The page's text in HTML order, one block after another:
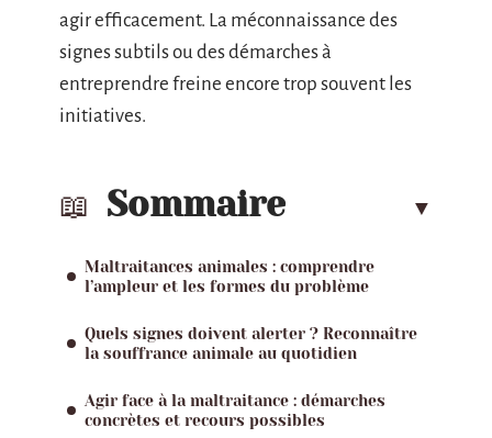
agir efficacement. La méconnaissance des
signes subtils ou des démarches à
entreprendre freine encore trop souvent les
initiatives.
Sommaire
Maltraitances animales : comprendre
l’ampleur et les formes du problème
Quels signes doivent alerter ? Reconnaître
la souffrance animale au quotidien
Agir face à la maltraitance : démarches
concrètes et recours possibles